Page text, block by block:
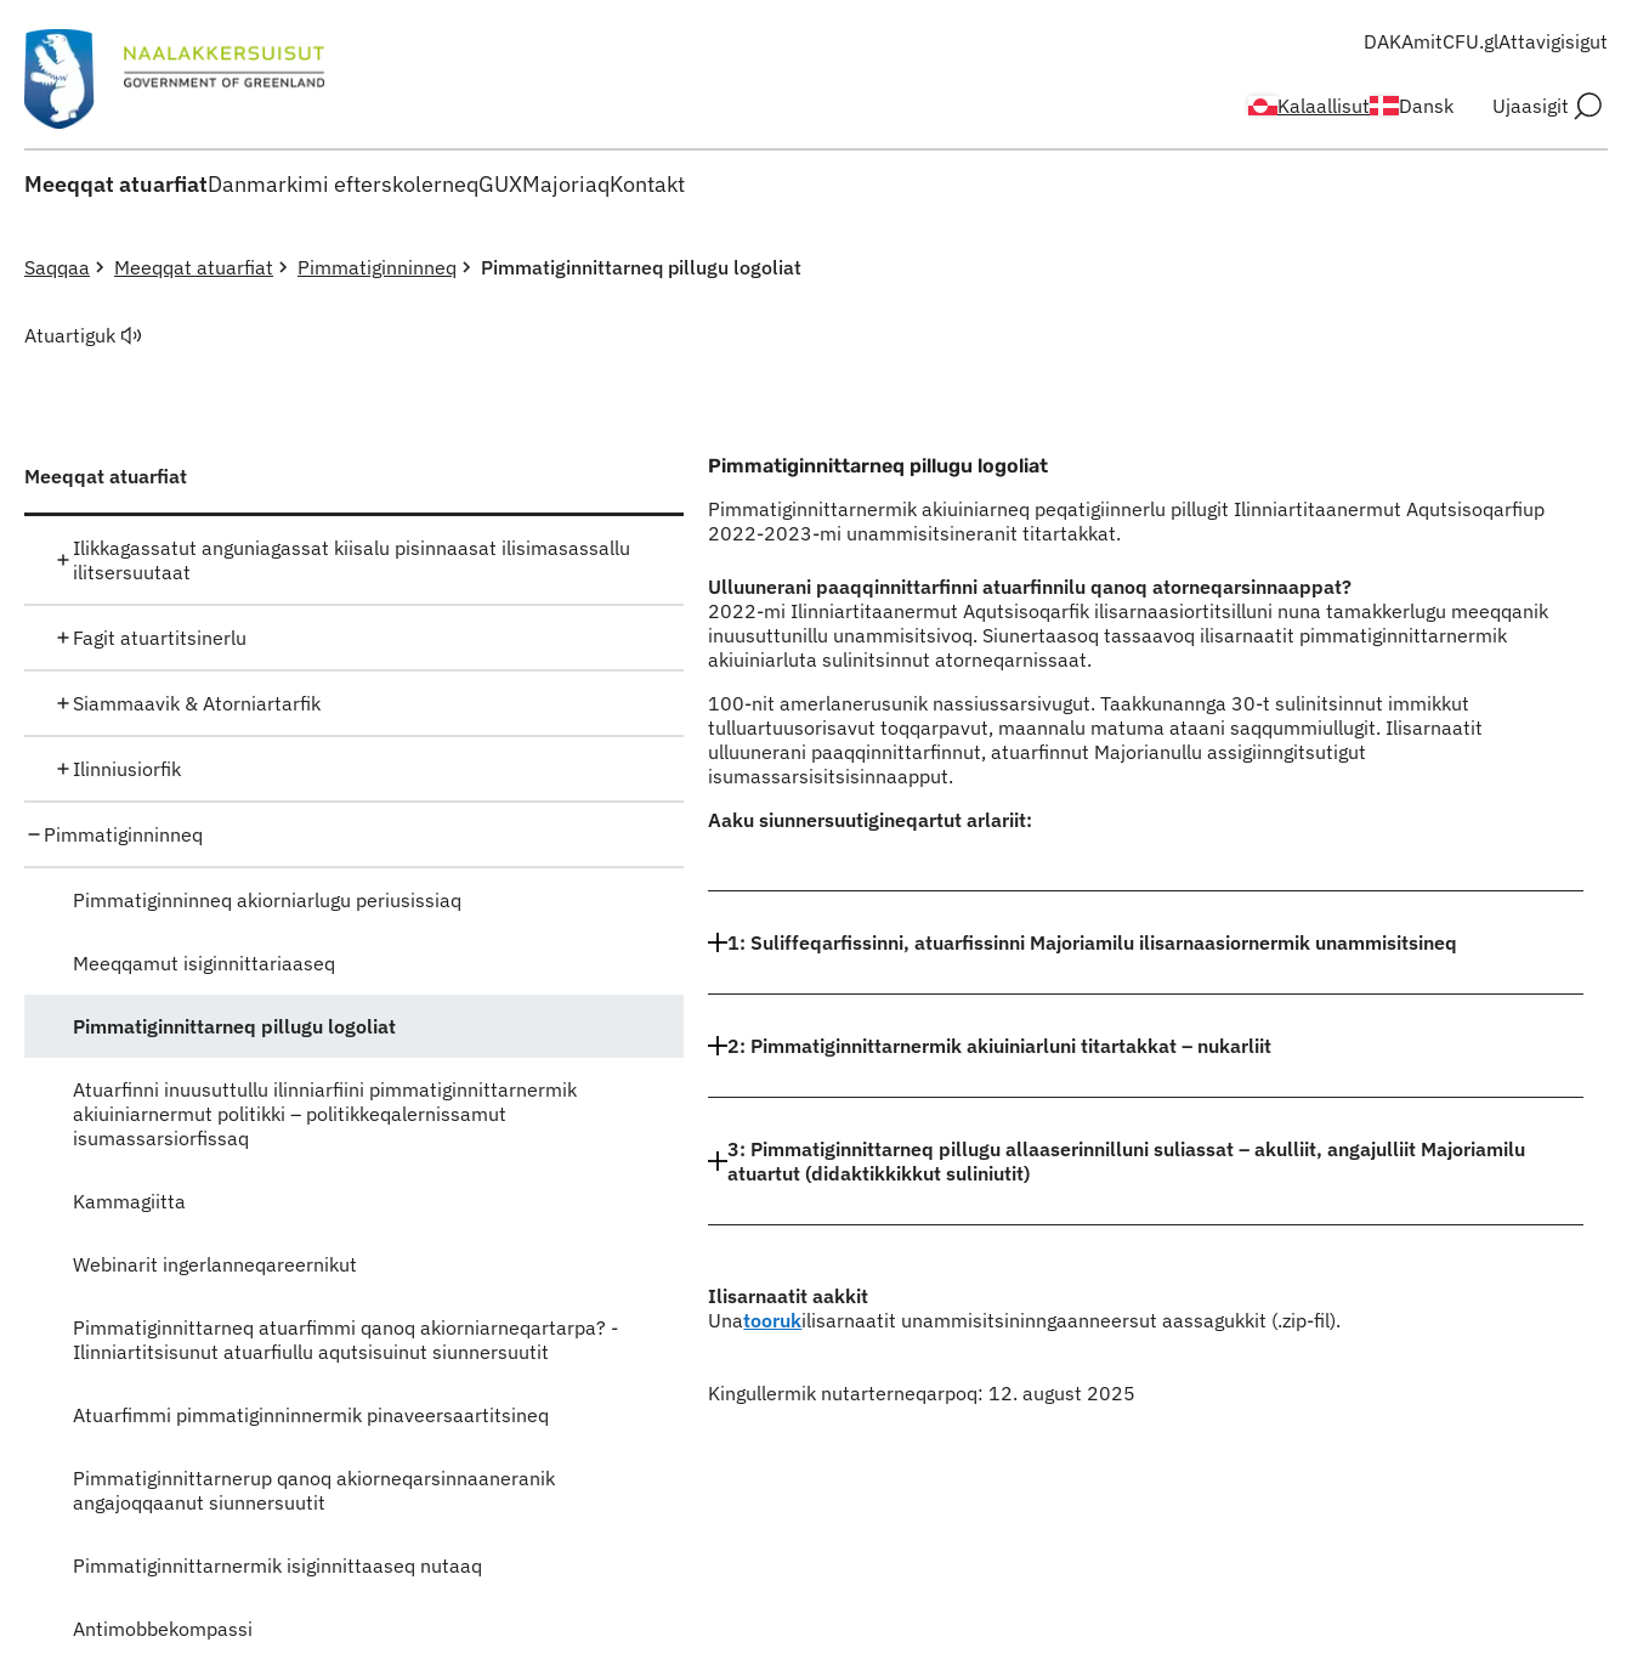
Kalaallisut Dansk Ujaasigit
DAKAmitCFU.glAttavigisigut
Meeqqat atuarfiatDanmarkimi efterskolerneqGUXMajoriaqKontakt
Saqqaa Meeqqat atuarfiat Pimmatiginninneq Pimmatiginnittarneq pillugu logoliat
Atuartiguk
Pimmatiginnittarneq pillugu logoliat
Pimmatiginnittarnermik akiuiniarneq peqatigiinnerlu pillugit Ilinniartitaanermut Aqutsisoqarfiup
2022-2023-mi unammisitsineranit titartakkat.
Indhold
Ulluunerani paaqqinnittarfinni atuarfinnilu qanoq atorneqarsinnaappat?
2022-mi Ilinniartitaanermut Aqutsisoqarfik ilisarnaasiortitsilluni nuna tamakkerlugu meeqqanik
inuusuttunillu unammisitsivoq. Siunertaasoq tassaavoq ilisarnaatit pimmatiginnittarnermik
akiuiniarluta sulinitsinnut atorneqarnissaat.
100-nit amerlanerusunik nassiussarsivugut. Taakkunannga 30-t sulinitsinnut immikkut
tulluartuusorisavut toqqarpavut, maannalu matuma ataani saqqummiullugit. Ilisarnaatit
ulluunerani paaqqinnittarfinnut, atuarfinnut Majorianullu assigiinngitsutigut
isumassarsisitsisinnaapput.
Aaku siunnersuutigineqartut arlariit:
1: Suliffeqarfissinni, atuarfissinni Majoriamilu ilisarnaasiornermik unammisitsineq
2: Pimmatiginnittarnermik akiuiniarluni titartakkat – nukarliit
3: Pimmatiginnittarneq pillugu allaaserinnilluni suliassat – akulliit, angajulliit Majoriamilu
atuartut (didaktikkikkut suliniutit)
Ilisarnaatit aakkit
Unatoorukilisarnaatit unammisitsininngaanneersut aassagukkit (.zip-fil).
Kingullermik nutarterneqarpoq: 12. august 2025
Meeqqat atuarfiat
Ilikkagassatut anguniagassat kiisalu pisinnaasat ilisimasassallu
ilitsersuutaat
Fagit atuartitsinerlu
Siammaavik & Atorniartarfik
Ilinniusiorfik
Pimmatiginninneq
Pimmatiginninneq akiorniarlugu periusissiaq
Meeqqamut isiginnittariaaseq
Pimmatiginnittarneq pillugu logoliat
Atuarfinni inuusuttullu ilinniarfiini pimmatiginnittarnermik
akiuiniarnermut politikki – politikkeqalernissamut
isumassarsiorfissaq
Kammagiitta
Webinarit ingerlanneqareernikut
Pimmatiginnittarneq atuarfimmi qanoq akiorniarneqartarpa? -
Ilinniartitsisunut atuarfiullu aqutsisuinut siunnersuutit
Atuarfimmi pimmatiginninnermik pinaveersaartitsineq
Pimmatiginnittarnerup qanoq akiorneqarsinnaaneranik
angajoqqaanut siunnersuutit
Pimmatiginnittarnermik isiginnittaaseq nutaaq
Antimobbekompassi